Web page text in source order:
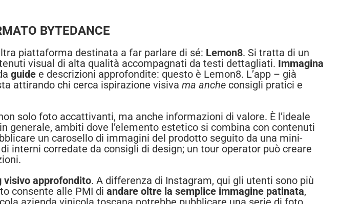
BYTEDANCE
piattaforma destinata a far parlare di sé: Lemon8. Si tratta di un
visual di alta qualità accompagnati da testi dettagliati. Immagina
guide e descrizioni approfondite: questo è Lemon8. L’app – già
attirando chi cerca ispirazione visiva ma anche consigli pratici e
solo foto accattivanti, ma anche informazioni di valore. È l’ideale
generale, ambiti dove l’elemento estetico si combina con contenuti
un carosello di immagini del prodotto seguito da una mini-
interni corredate da consigli di design; un tour operator può creare
visivo approfondito. A differenza di Instagram, qui gli utenti sono più
consente alle PMI di andare oltre la semplice immagine patinata,